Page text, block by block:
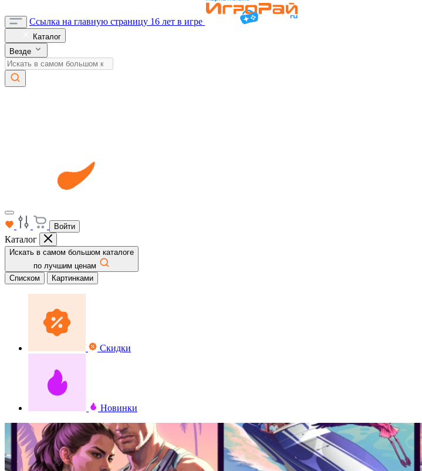
Ссылка на главную страницу 16 лет в игре
Каталог
Везде
Войти
Каталог
Искать в самом большом каталоге
по лучшим ценам
Списком
Картинками
Скидки
Новинки